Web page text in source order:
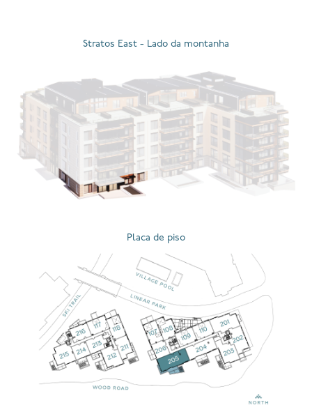
Stratos East - Lado da montanha
Placa de piso